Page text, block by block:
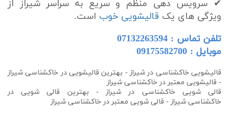
✔ سرویس دهی منظم و سریع به سراسر شیراز از
ویژگی های یک قالیشویی خوب است.
تلفن تماس : 07132263594
موبایل : 09175582700
قالیشویی خاکشناسی در شیراز - بهترین قالیشویی در خاکشناسی شیراز
- قالیشویی معتبر در خاکشناسی شیراز
قالی شویی خاکشناسی در شیراز - بهترین قالی شویی در
خاکشناسی شیراز - قالی شویی معتبر در خاکشناسی شیراز